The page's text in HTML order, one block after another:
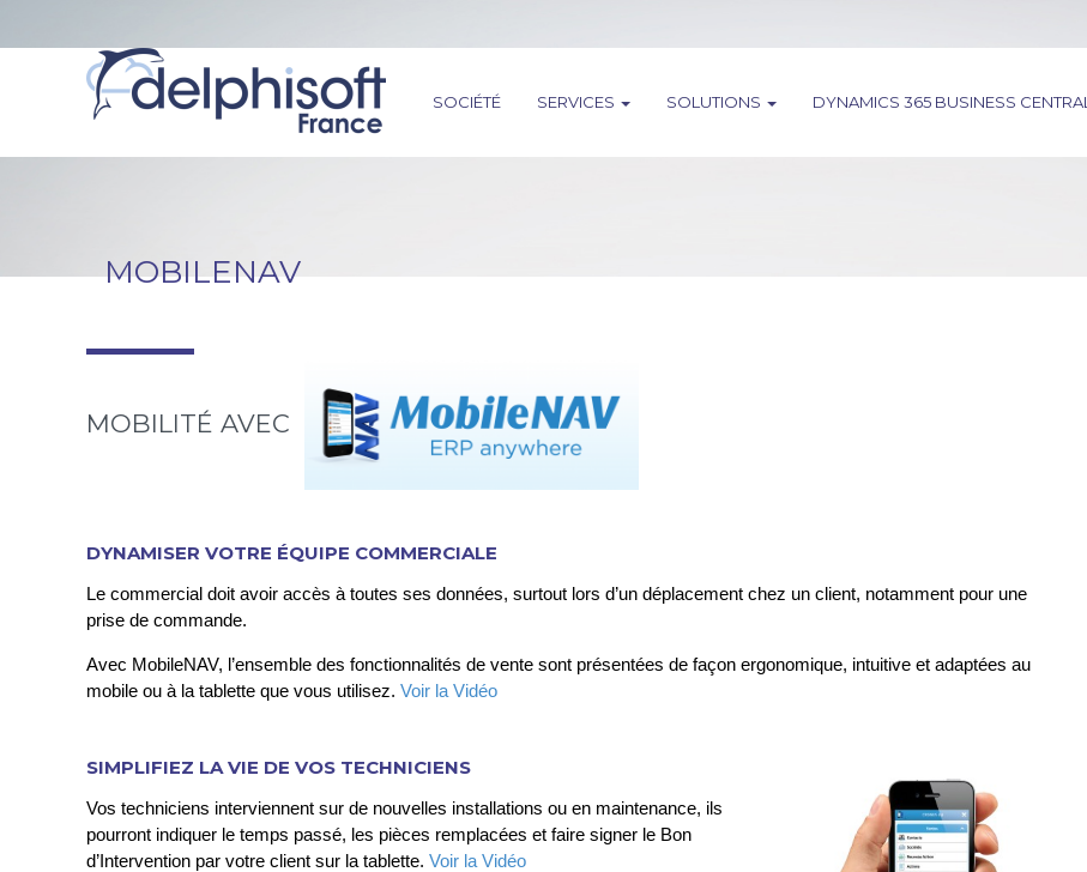
SOCIÉTÉ SERVICES SOLUTIONS DYNAMICS 365 BUSINESS CENTRAL
MOBILENAV
MOBILITÉ AVEC
DYNAMISER VOTRE ÉQUIPE COMMERCIALE
Le commercial doit avoir accès à toutes ses données, surtout lors d’un déplacement chez un client, notamment pour une
prise de commande.
Avec MobileNAV, l’ensemble des fonctionnalités de vente sont présentées de façon ergonomique, intuitive et adaptées au
mobile ou à la tablette que vous utilisez. Voir la Vidéo
SIMPLIFIEZ LA VIE DE VOS TECHNICIENS
Vos techniciens interviennent sur de nouvelles installations ou en maintenance, ils
pourront indiquer le temps passé, les pièces remplacées et faire signer le Bon
d’Intervention par votre client sur la tablette. Voir la Vidéo